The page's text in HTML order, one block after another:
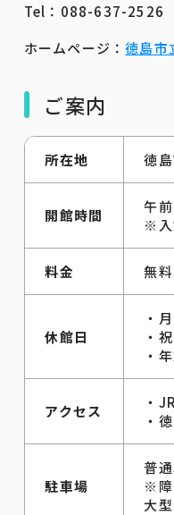
Tel：088-637-2526
ホームページ：徳島市
ご案内
所在地 徳
開館時間
午
※入
料金 無料
休館日
・
・
・
アクセス
・
・
駐車場
普
※障
大